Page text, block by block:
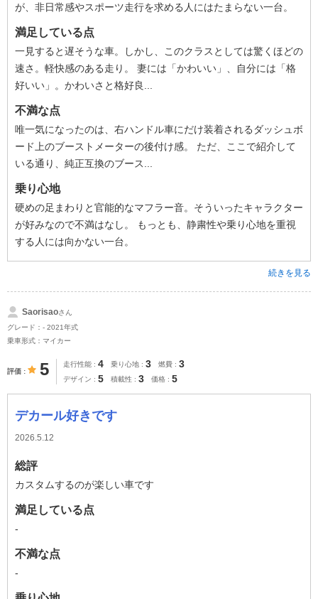
が、非日常感やスポーツ走行を求める人にはたまらない一台。
満足している点
一見すると遅そうな車。しかし、このクラスとしては驚くほどの
速さ。軽快感のある走り。 妻には「かわいい」、自分には「格
好いい」。かわいさと格好良...
不満な点
唯一気になったのは、右ハンドル車にだけ装着されるダッシュボ
ード上のブーストメーターの後付け感。 ただ、ここで紹介して
いる通り、純正互換のブース...
乗り心地
硬めの足まわりと官能的なマフラー音。そういったキャラクター
が好みなので不満はなし。 もっとも、静粛性や乗り心地を重視
する人には向かない一台。
続きを見る
Saorisaoさん
グレード：- 2021年式
乗車形式：マイカー
評価 5 走行性能 4 乗り心地 3 燃費 3
デザイン 5 積載性 3 価格 5
デカール好きです
2026.5.12
総評
カスタムするのが楽しい車です
満足している点
-
不満な点
-